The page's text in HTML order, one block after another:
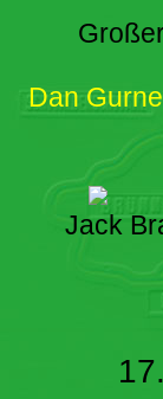
Dan
Jack